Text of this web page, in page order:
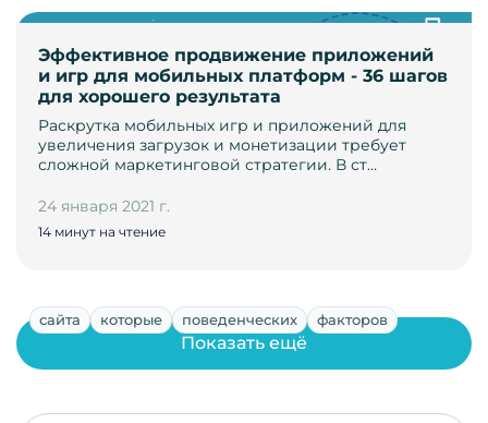
Эффективное продвижение приложений
и игр для мобильных платформ - 36 шагов
для хорошего результата
Раскрутка мобильных игр и приложений для
увеличения загрузок и монетизации требует
сложной маркетинговой стратегии. В ст…
24 января 2021 г.
14 минут на чтение
сайта которые поведенческих факторов
Показать ещё